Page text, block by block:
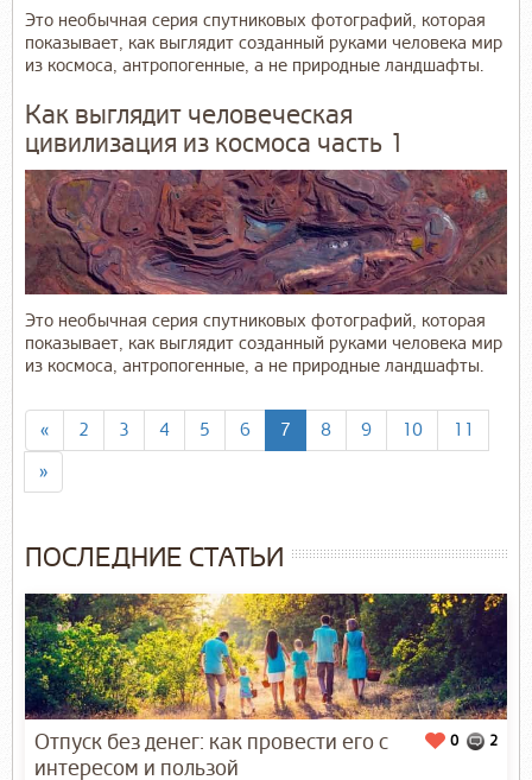
Это необычная серия спутниковых фотографий, которая
показывает, как выглядит созданный руками человека мир
из космоса, антропогенные, а не природные ландшафты.
Как выглядит человеческая
цивилизация из космоса часть 1
Это необычная серия спутниковых фотографий, которая
показывает, как выглядит созданный руками человека мир
из космоса, антропогенные, а не природные ландшафты.
« 2 3 4 5 6 7 8 9 10
11
»
ПОСЛЕДНИЕ СТАТЬИ
2
0
Отпуск без денег: как провести его с
интересом и пользой